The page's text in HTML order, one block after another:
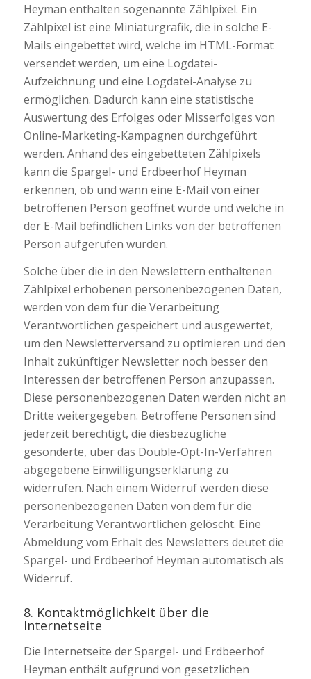
Heyman enthalten sogenannte Zählpixel. Ein
Zählpixel ist eine Miniaturgrafik, die in solche E-
Mails eingebettet wird, welche im HTML-Format
versendet werden, um eine Logdatei-
Aufzeichnung und eine Logdatei-Analyse zu
ermöglichen. Dadurch kann eine statistische
Auswertung des Erfolges oder Misserfolges von
Online-Marketing-Kampagnen durchgeführt
werden. Anhand des eingebetteten Zählpixels
kann die Spargel- und Erdbeerhof Heyman
erkennen, ob und wann eine E-Mail von einer
betroffenen Person geöffnet wurde und welche in
der E-Mail befindlichen Links von der betroffenen
Person aufgerufen wurden.
Solche über die in den Newslettern enthaltenen
Zählpixel erhobenen personenbezogenen Daten,
werden von dem für die Verarbeitung
Verantwortlichen gespeichert und ausgewertet,
um den Newsletterversand zu optimieren und den
Inhalt zukünftiger Newsletter noch besser den
Interessen der betroffenen Person anzupassen.
Diese personenbezogenen Daten werden nicht an
Dritte weitergegeben. Betroffene Personen sind
jederzeit berechtigt, die diesbezügliche
gesonderte, über das Double-Opt-In-Verfahren
abgegebene Einwilligungserklärung zu
widerrufen. Nach einem Widerruf werden diese
personenbezogenen Daten von dem für die
Verarbeitung Verantwortlichen gelöscht. Eine
Abmeldung vom Erhalt des Newsletters deutet die
Spargel- und Erdbeerhof Heyman automatisch als
Widerruf.
8. Kontaktmöglichkeit über die
Internetseite
Die Internetseite der Spargel- und Erdbeerhof
Heyman enthält aufgrund von gesetzlichen